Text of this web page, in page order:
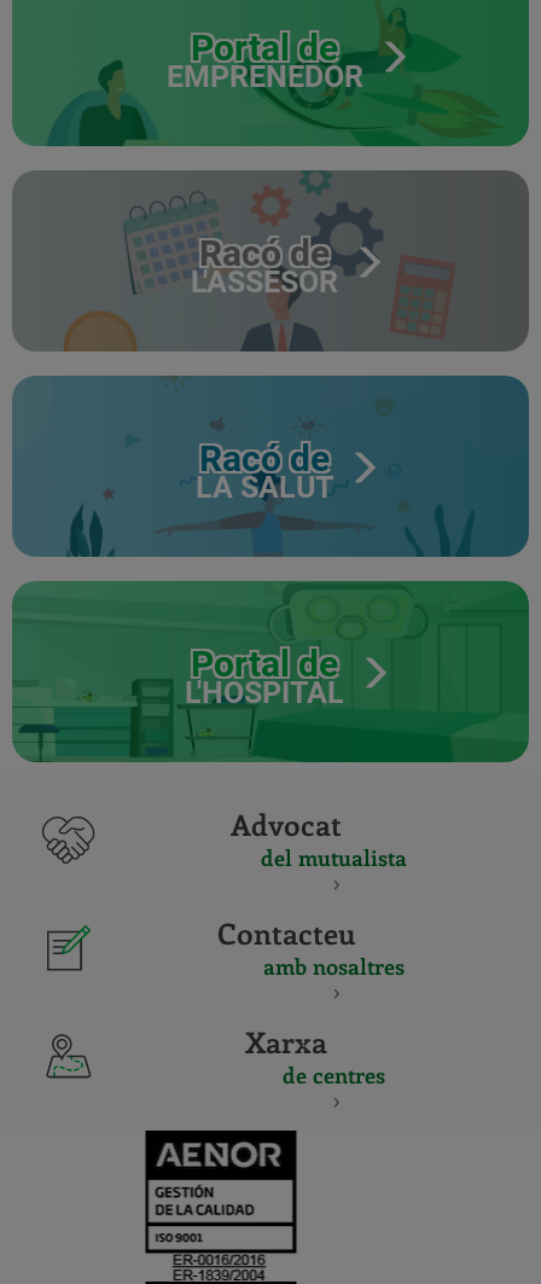
Portal de
EMPRENEDOR
Racó de
L'ASSESOR
Racó de
LA SALUT
Portal de
L'HOSPITAL
Advocat
del mutualista
Contacteu
amb nosaltres
Xarxa
de centres